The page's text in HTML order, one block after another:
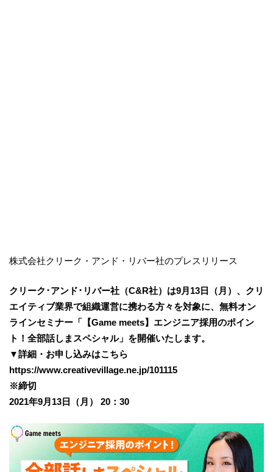
株式会社クリーク・アンド・リバー社のプレスリリース
クリーク･アンド･リバー社（C&R社）は9月13日（月）、クリ
エイティブ業界で組織運営に携わる方々を対象に、無料オン
ラインセミナー「【Game meets】エンジニア採用のポイン
ト！全部話しまスペシャル」を開催いたします。
▼詳細・お申し込みはこちら
https://www.creativevillage.ne.jp/101115
※締切
2021年9月13日（月） 20：30